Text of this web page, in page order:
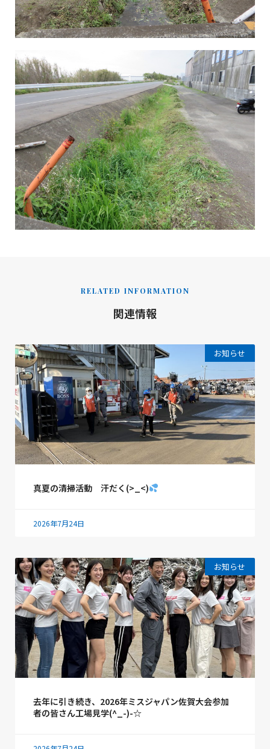
RELATED INFORMATION
関連情報
お知らせ
真夏の清掃活動 汗だく(>_<)
2026年7月24日
お知らせ
去年に引き続き、2026年ミスジャパン佐賀大会参加
者の皆さん工場見学(^_-)-☆